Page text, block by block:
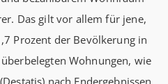
Das gilt vor allem für jene,
Prozent der Bevölkerung in
Wohnungen, wie
nach Endergebnissen